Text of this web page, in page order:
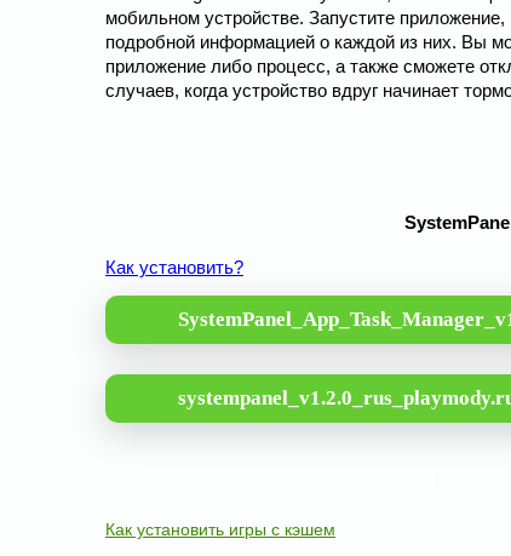
мобильном устройстве. Запустите
подробной информацией о каждой из них. Вы
приложение либо процесс, а также сможете
случаев, когда устройство вдруг начинает
Как установить?
Как установить игры с кэшем